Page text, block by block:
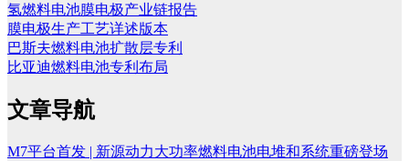
氢燃料电池膜电极产业链报告
膜电极生产工艺详述版本
巴斯夫燃料电池扩散层专利
比亚迪燃料电池专利布局
文章导航
M7平台首发 | 新源动力大功率燃料电池电堆和系统重磅登场